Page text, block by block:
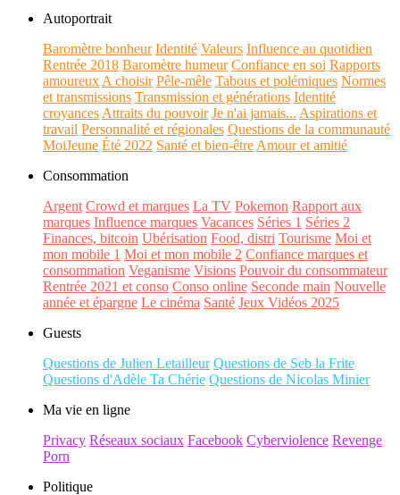
Autoportrait
Baromètre bonheur Identité Valeurs Influence au quotidien
Rentrée 2018 Baromètre humeur Confiance en soi Rapports
amoureux A choisir Pêle-mêle Tabous et polémiques Normes
et transmissions Transmission et générations Identité
croyances Attraits du pouvoir Je n'ai jamais... Aspirations et
travail Personnalité et régionales Questions de la communauté
MoiJeune Été 2022 Santé et bien-être Amour et amitié
Consommation
Argent Crowd et marques La TV Pokemon Rapport aux
marques Influence marques Vacances Séries 1 Séries 2
Finances, bitcoin Ubérisation Food, distri Tourisme Moi et
mon mobile 1 Moi et mon mobile 2 Confiance marques et
consommation Veganisme Visions Pouvoir du consommateur
Rentrée 2021 et conso Conso online Seconde main Nouvelle
année et épargne Le cinéma Santé Jeux Vidéos 2025
Guests
Questions de Julien Letailleur Questions de Seb la Frite
Questions d'Adèle Ta Chérie Questions de Nicolas Minier
Ma vie en ligne
Privacy Réseaux sociaux Facebook Cyberviolence Revenge
Porn
Politique